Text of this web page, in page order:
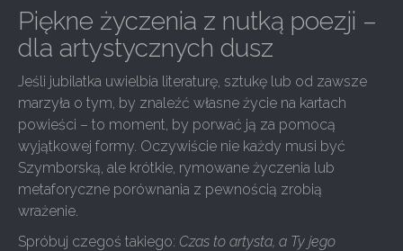
Piękne życzenia z nutką poezji –
dla artystycznych dusz
Jeśli jubilatka uwielbia literaturę, sztukę lub od zawsze
marzyła o tym, by znaleźć własne życie na kartach
powieści – to moment, by porwać ją za pomocą
wyjątkowej formy. Oczywiście nie każdy musi być
Szymborską, ale krótkie, rymowane życzenia lub
metaforyczne porównania z pewnością zrobią
wrażenie.
Spróbuj czegoś takiego: Czas to artysta, a Ty jego